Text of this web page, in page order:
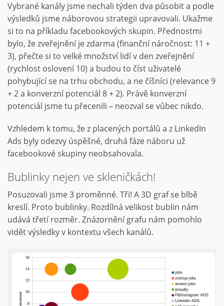
Vybrané kanály jsme nechali týden dva působit a podle
výsledků jsme náborovou strategii upravovali. Ukažme
si to na příkladu facebookových skupin. Přednostmi
bylo, že zveřejnění je zdarma (finanční náročnost: 11 +
3), přečte si to velké množství lidí v den zveřejnění
(rychlost oslovení 10) a budou to číst uživatelé
pohybující se na trhu obchodu, a ne číšníci (relevance 9
+ 2 a konverzní potenciál 8 + 2). Právě konverzní
potenciál jsme tu přecenili – neozval se vůbec nikdo.
Vzhledem k tomu, že z placených portálů a z LinkedIn
Ads byly odezvy úspěšné, druhá fáze náboru už
facebookové skupiny neobsahovala.
Bublinky nejen ve skleničkách!
Posuzovali jsme 3 proměnné. Tři! A 3D graf se blbě
kreslí. Proto bublinky. Rozdílná velikost bublin nám
udává třetí rozměr. Znázornění grafu nám pomohlo
vidět výsledky v kontextu všech kanálů.